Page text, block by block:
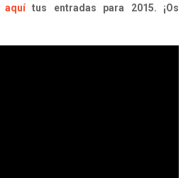
aquítus entradas para 2015. ¡Os